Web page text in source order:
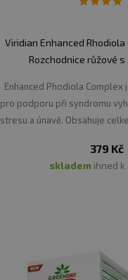
Viridian Enhanced
Rozchodnice růžové
Enhanced Phodiola
pro podporu při syndromu
stresu a únavě. Obsahuje
379 Kč
skladem ihned k